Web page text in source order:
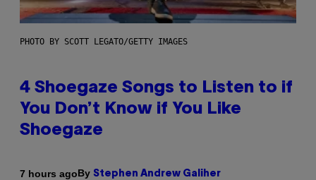
PHOTO BY SCOTT LEGATO/GETTY IMAGES
4 Shoegaze Songs to Listen to if
You Don’t Know if You Like
Shoegaze
7 hours agoBy Stephen Andrew Galiher